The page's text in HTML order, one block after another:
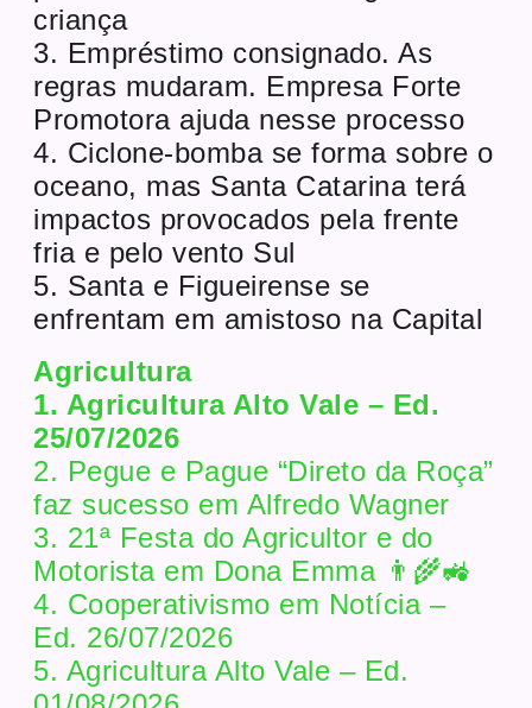
criança
3. Empréstimo consignado. As
regras mudaram. Empresa Forte
Promotora ajuda nesse processo
4. Ciclone-bomba se forma sobre o
oceano, mas Santa Catarina terá
impactos provocados pela frente
fria e pelo vento Sul
5. Santa e Figueirense se
enfrentam em amistoso na Capital
Agricultura
1. Agricultura Alto Vale – Ed.
25/07/2026
2. Pegue e Pague “Direto da Roça”
faz sucesso em Alfredo Wagner
3. 21ª Festa do Agricultor e do
Motorista em Dona Emma 👨‍🌾🚜
4. Cooperativismo em Notícia –
Ed. 26/07/2026
5. Agricultura Alto Vale – Ed.